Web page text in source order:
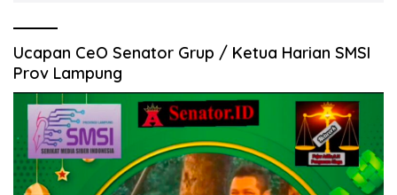
Ucapan CeO Senator Grup / Ketua Harian SMSI
Prov Lampung